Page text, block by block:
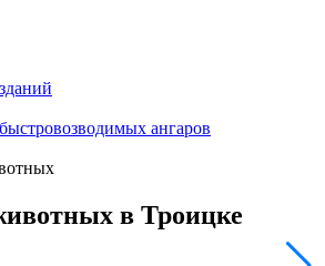
ангаров
в Троицке